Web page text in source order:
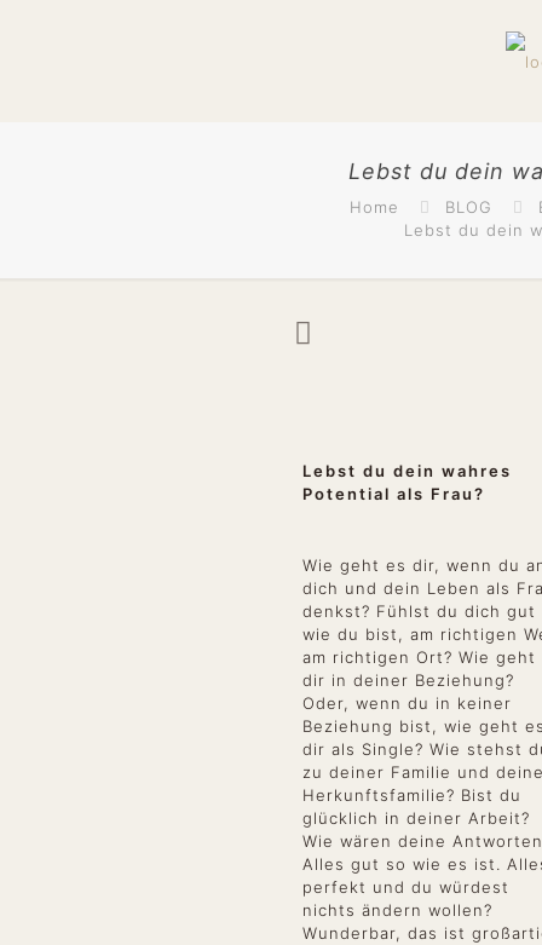
Lebst du dein
Home BLOG
Lebst du dein
Lebst du dein wahres
Potential als Frau?
Wie geht es dir, wenn du
dich und dein Leben als
denkst? Fühlst du dich gut
wie du bist, am richtigen
am richtigen Ort? Wie geht
dir in deiner Beziehung?
Oder, wenn du in keiner
Beziehung bist, wie geht
dir als Single? Wie stehst
zu deiner Familie und
Herkunftsfamilie? Bist du
glücklich in deiner Arbeit?
Wie wären deine
Alles gut so wie es ist.
perfekt und du würdest
nichts ändern wollen?
Wunderbar, das ist